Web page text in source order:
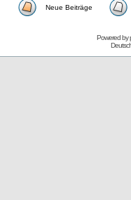
Neue Beiträge
Powered by